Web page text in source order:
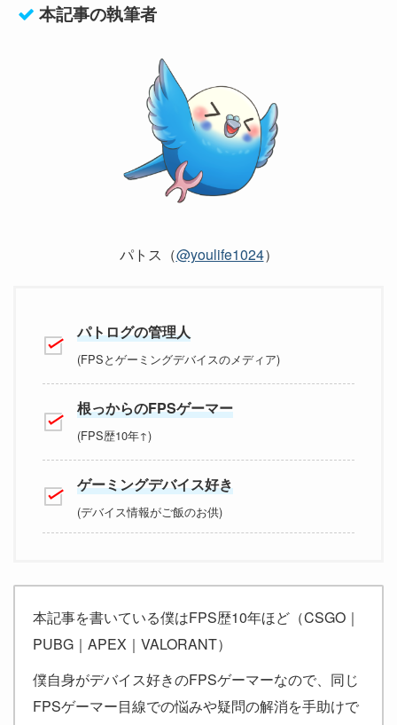
本記事の執筆者
パトス（@youlife1024）
パトログの管理人
(FPSとゲーミングデバイスのメディア)
根っからのFPSゲーマー
(FPS歴10年↑)
ゲーミングデバイス好き
(デバイス情報がご飯のお供)
本記事を書いている僕はFPS歴10年ほど（CSGO｜
PUBG｜APEX｜VALORANT）
僕自身がデバイス好きのFPSゲーマーなので、同じ
FPSゲーマー目線での悩みや疑問の解消を手助けで